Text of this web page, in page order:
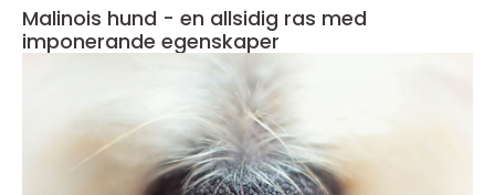
Malinois hund - en allsidig ras med
imponerande egenskaper